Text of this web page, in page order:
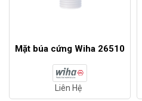
Mặt búa cứng Wiha 26510
Liên Hệ